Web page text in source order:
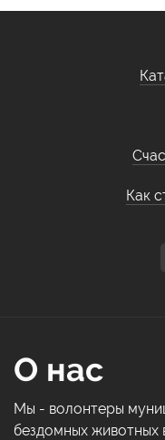
Как
О нас
Мы - волонтеры
бездомных